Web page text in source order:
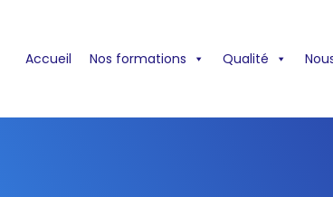
Accueil Nos formations Qualité